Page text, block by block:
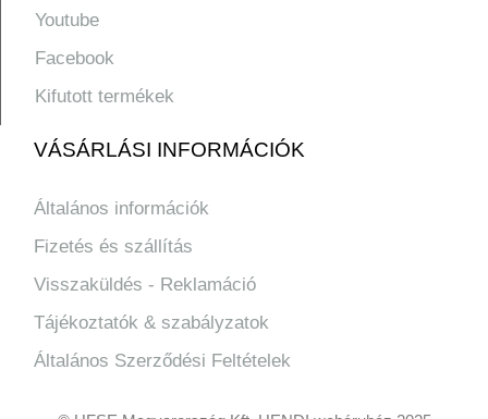
Youtube
Facebook
Kifutott termékek
VÁSÁRLÁSI INFORMÁCIÓK
Általános információk
Fizetés és szállítás
Visszaküldés - Reklamáció
Tájékoztatók & szabályzatok
Általános Szerződési Feltételek